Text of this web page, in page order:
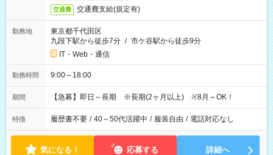
交通費 交通費支給(規定有)
勤務地
東京都千代田区
九段下駅から徒歩7分 / 市ケ谷駅から徒歩9分
IT・Web・通信
勤務時間 9:00～18:00
期間 【急募】即日～長期 ※長期(2ヶ月以上) ※8月～OK！
特徴 履歴書不要 / 40～50代活躍中 / 服装自由 / 電話対応なし
気になる！ 応募する 詳細へ